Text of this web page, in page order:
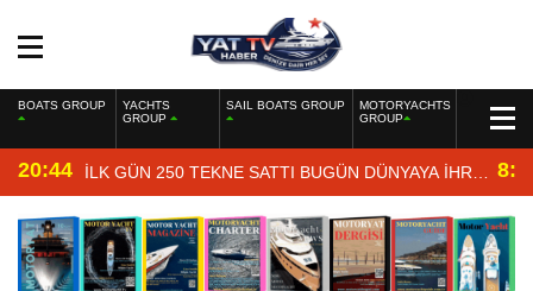
BOATS GROUP
YACHTS
GROUP
SAIL BOATS GROUP
MOTORYACHTS
GROUP
20:44 İLK GÜN 250 TEKNE SATTI BUGÜN DÜNYAYA İHRAÇ
EDİYOR